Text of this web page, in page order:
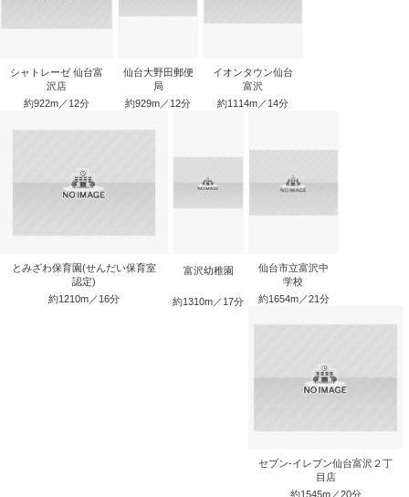
シャトレーゼ 仙台富
沢店
約922m／12分
仙台大野田郵便
局
約929m／12分
イオンタウン仙台
富沢
約1114m／14分
とみざわ保育園(せんだい保育室
認定)
約1210m／16分
富沢幼稚園
約1310m／17分
仙台市立富沢中
学校
約1654m／21分
セブン-イレブン仙台富沢２丁
目店
約1545m／20分